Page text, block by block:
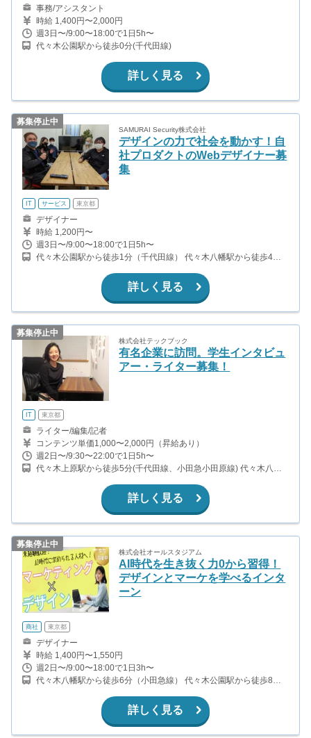
事務/アシスタント
時給 1,400円〜2,000円
週3日〜/9:00〜18:00で1日5h〜
代々木公園駅から徒歩0分(千代田線)
詳しく見る
募集停止中
SAMURAI Security株式会社
デザインの力で社会を動かす！自
社プロダクトのWebデザイナー募
集
IT サービス 東京都
デザイナー
時給 1,200円〜
週3日〜/9:00〜18:00で1日5h〜
代々木公園駅から徒歩1分（千代田線） 代々木八幡駅から徒歩4分
詳しく見る
募集停止中
株式会社テックブック
有名企業に訪問。学生インタビュ
アー・ライター募集！
IT 東京都
ライター/編集/記者
コンテンツ単価1,000〜2,000円（昇給あり）
週2日〜/9:30〜22:00で1日5h〜
代々木上原駅から徒歩5分(千代田線、小田急小田原線) 代々木八幡
詳しく見る
募集停止中
株式会社オールスタジアム
AI時代を生き抜く力0から習得！
デザインとマーケを学べるインタ
ーン
商社 東京都
デザイナー
時給 1,400円〜1,550円
週2日〜/9:00〜18:00で1日3h〜
代々木八幡駅から徒歩6分（小田急線） 代々木公園駅から徒歩8分
詳しく見る